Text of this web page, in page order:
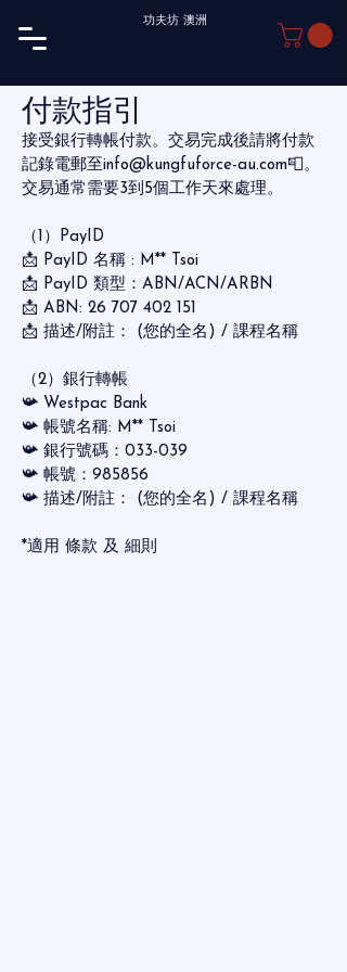
功夫坊 澳洲
付款指引
接受銀行轉帳付款。交易完成後請將付款
記錄電郵至info@kungfuforce-au.com📮。
交易通常需要3到5個工作天來處理。
（1）PayID
📩 PayID 名稱 : M** Tsoi
📩 PayID 類型：ABN/ACN/ARBN
📩 ABN: 26 707 402 151
📩 描述/附註： (您的全名) / 課程名稱
（2）銀行轉帳
📯 Westpac Bank
📯 帳號名稱: M** Tsoi
📯 銀行號碼：033-039
📯 帳號：985856
📯 描述/附註： (您的全名) / 課程名稱
*適用 條款 及 細則